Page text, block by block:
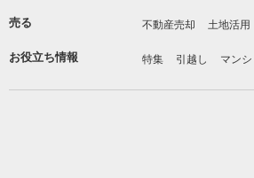
売る 不動産売却 土地活用
お役立ち情報 特集 引越し マン